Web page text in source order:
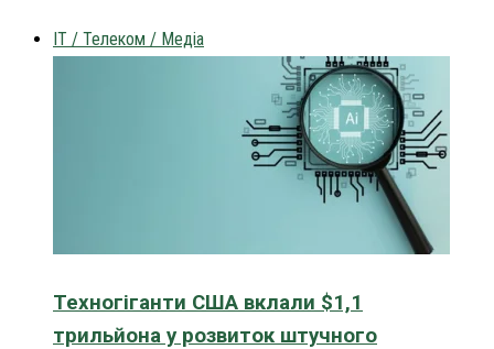
IT / Телеком / Медіа
Техногіганти США вклали $1,1
трильйона у розвиток штучного